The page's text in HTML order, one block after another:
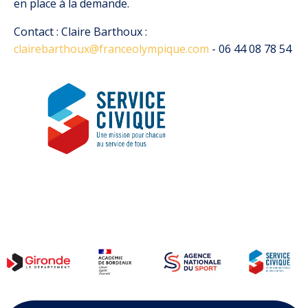
en place à la demande.
Contact : Claire Barthoux :
clairebarthoux@franceolympique.com - 06 44 08 78 54